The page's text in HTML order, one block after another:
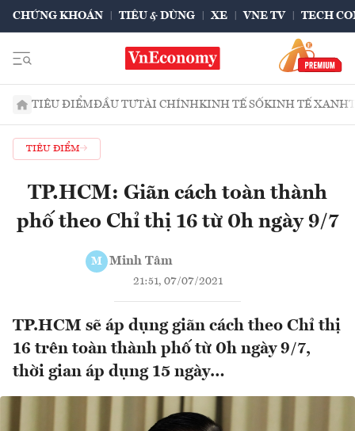
CHỨNG KHOÁN TIÊU & DÙNG XE VNE TV TECH
TIÊU ĐIỂMĐẦU TƯTÀI CHÍNHKINH TẾ SỐKINH TẾ XANH
TIÊU ĐIỂM
TP.HCM: Giãn cách toàn thành
phố theo Chỉ thị 16 từ 0h ngày 9/7
M Minh Tâm
21:51, 07/07/2021
TP.HCM sẽ áp dụng giãn cách theo Chỉ thị
16 trên toàn thành phố từ 0h ngày 9/7,
thời gian áp dụng 15 ngày…